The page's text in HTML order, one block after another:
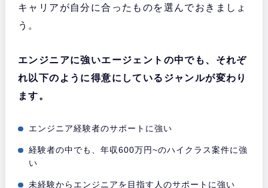
キャリアが自分に合ったものを選んでおきましょ
う。
エンジニアに強いエージェントの中でも、それぞ
れ以下のように得意にしているジャンルが変わり
ます。
エンジニア経験者のサポートに強い
経験者の中でも、年収600万円~のハイクラス案件に強
い
未経験からエンジニアを目指す人のサポートに強い